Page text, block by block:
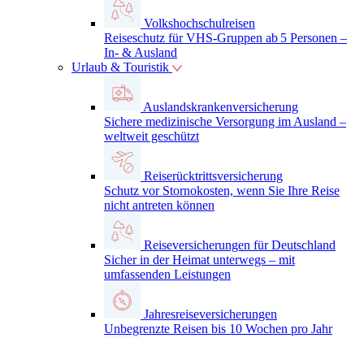
Volkshochschulreisen
Reiseschutz für VHS-Gruppen ab 5 Personen –
In- & Ausland
Urlaub & Touristik
Auslandskrankenversicherung
Sichere medizinische Versorgung im Ausland –
weltweit geschützt
Reiserücktrittsversicherung
Schutz vor Stornokosten, wenn Sie Ihre Reise
nicht antreten können
Reiseversicherungen für Deutschland
Sicher in der Heimat unterwegs – mit
umfassenden Leistungen
Jahresreiseversicherungen
Unbegrenzte Reisen bis 10 Wochen pro Jahr